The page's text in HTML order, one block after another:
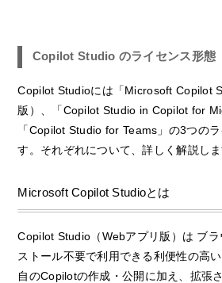
Copilot Studio のライセンス形態
Copilot Studioには「Microsoft Copilot
版）、「Copilot Studio in Copilot for
「Copilot Studio for Teams」の3つの
す。それぞれについて、詳しく解説しま
Microsoft Copilot Studioとは
Copilot Studio（Webアプリ版）は ブ
ストール不要で利用できる利便性の高
自のCopilotの作成・公開に加え、拡張